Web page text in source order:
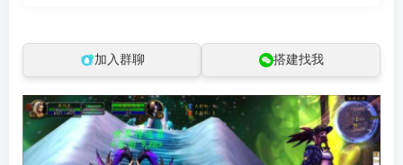
加入群聊 搭建找我